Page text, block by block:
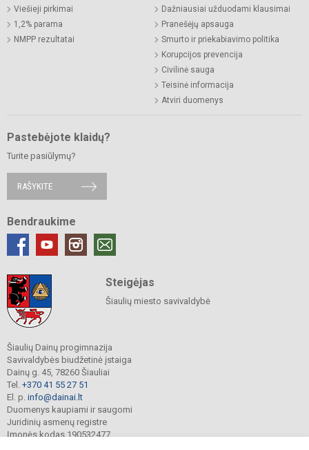
Viešieji pirkimai
1,2% parama
NMPP rezultatai
Dažniausiai užduodami klausimai
Pranešėjų apsauga
Smurto ir priekabiavimo politika
Korupcijos prevencija
Civilinė sauga
Teisinė informacija
Atviri duomenys
Pastebėjote klaidų?
Turite pasiūlymų?
RAŠYKITE
Bendraukime
Steigėjas
Šiaulių miesto savivaldybė
Šiaulių Dainų progimnazija
Savivaldybės biudžetinė įstaiga
Dainų g. 45, 78260 Šiauliai
Tel. +370 41 55 27 51
El. p. info@dainai.lt
Duomenys kaupiami ir saugomi
Juridinių asmenų registre
Įmonės kodas 190532477